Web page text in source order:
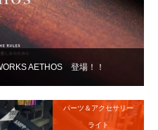
AETHOS 登場！！
パーツ＆アクセサリー
ライト